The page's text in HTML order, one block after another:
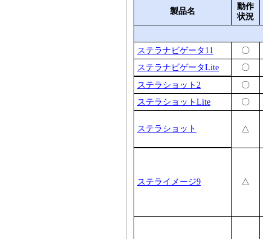
製品名
動作
状況
ステラナビゲータ11
〇
ステラナビゲータLite
〇
ステラショット2
〇
ステラショットLite
〇
ステラショット △
ステライメージ9 △